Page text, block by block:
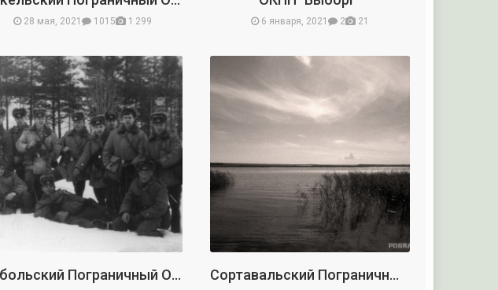
28 мая, 2021 1015 1 299 6 января, 2021 2 21
Ребольский Пограничный Отряд Сортавальский Пограничный Отряд